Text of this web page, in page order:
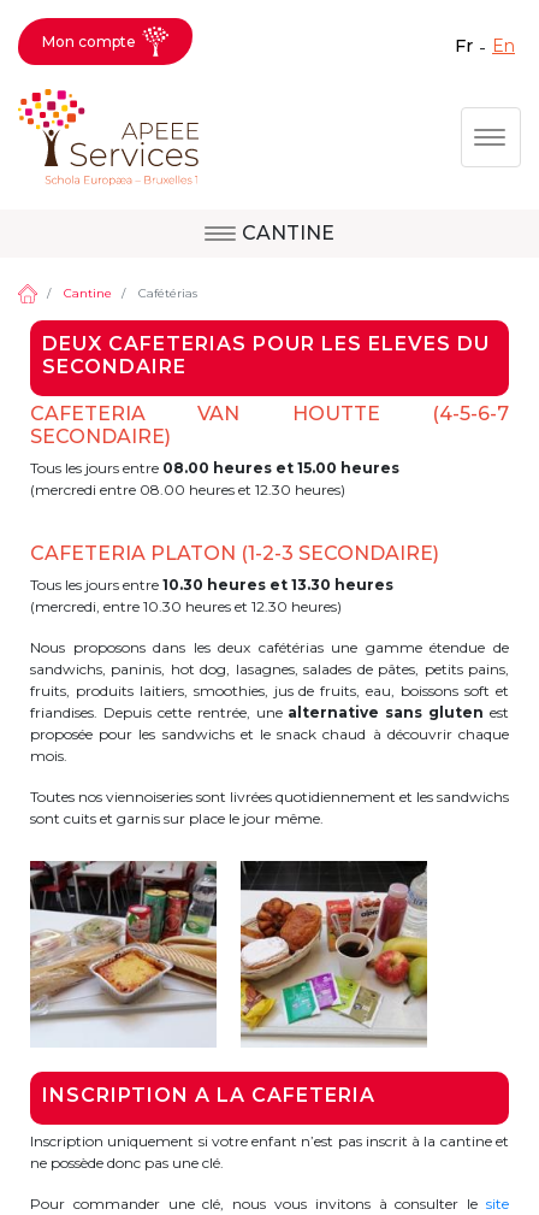
Aller
Fermer X
Question, avis,
demande, suggestion :
contactez le bon
service !
Activités périscolaires Berkendael
periscolaire.berkendael@apeee-bxl1-
services.be
Activités périscolaires Uccle
cesame@apeee-bxl1-services.be
BE30 3100 2003 2711
Cantine
+32 (0)2 374 76 75
BE10 3100 9205 4504
Casiers
Mon compte fr en
CANTINE
Site de Berkendael
Cantine Cafétérias
DEUX CAFETERIAS POUR LES ELEVES DU
SECONDAIRE
CAFETERIA VAN HOUTTE (4-5-6-7
SECONDAIRE)
Tous les jours entre 08.00 heures et 15.00 heures
(mercredi entre 08.00 heures et 12.30 heures)
CAFETERIA PLATON (1-2-3 SECONDAIRE)
Tous les jours entre 10.30 heures et 13.30 heures
(mercredi, entre 10.30 heures et 12.30 heures)
Nous proposons dans les deux cafétérias une gamme étendue de
sandwichs, paninis, hot dog, lasagnes, salades de pâtes, petits pains,
fruits, produits laitiers, smoothies, jus de fruits, eau, boissons soft et
friandises. Depuis cette rentrée, unealternative sans gluten est
proposée pour les sandwichs et le snack chaud à découvrir chaque
mois.
Toutes nos viennoiseries sont livrées quotidiennement et les sandwichs
sont cuits et garnis sur place le jour même.
INSCRIPTION A LA CAFETERIA
Inscription uniquement si votre enfant n’est pas inscrit à la cantine et
ne possède donc pas une clé.
Pour commander une clé, nous vous invitons à consulter le site